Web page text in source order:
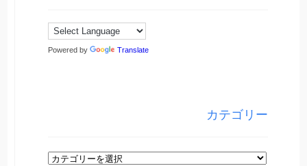
Powered by Translate
カテゴリー
カ